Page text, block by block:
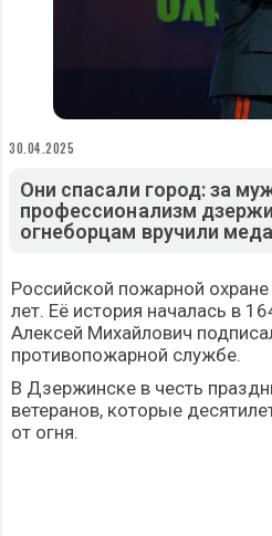
30.04.2025
Они спасали город: за
профессионализм
огнеборцам вручили
Российской пожарной
лет. Её история началась в
Алексей Михайлович
противопожарной службе.
В Дзержинске в честь
ветеранов, которые
от огня.